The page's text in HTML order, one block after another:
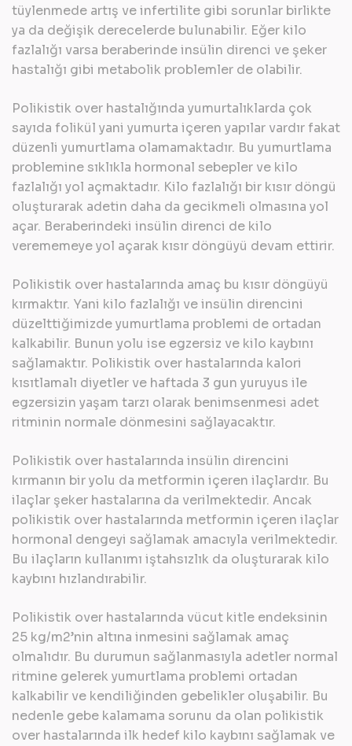
tüylenmede artış ve infertilite gibi sorunlar birlikte
ya da değişik derecelerde bulunabilir. Eğer kilo
fazlalığı varsa beraberinde insülin direnci ve şeker
hastalığı gibi metabolik problemler de olabilir.
Polikistik over hastalığında yumurtalıklarda çok
sayıda folikül yani yumurta içeren yapılar vardır fakat
düzenli yumurtlama olamamaktadır. Bu yumurtlama
problemine sıklıkla hormonal sebepler ve kilo
fazlalığı yol açmaktadır. Kilo fazlalığı bir kısır döngü
oluşturarak adetin daha da gecikmeli olmasına yol
açar. Beraberindeki insülin direnci de kilo
verememeye yol açarak kısır döngüyü devam ettirir.
Polikistik over hastalarında amaç bu kısır döngüyü
kırmaktır. Yani kilo fazlalığı ve insülin direncini
düzelttiğimizde yumurtlama problemi de ortadan
kalkabilir. Bunun yolu ise egzersiz ve kilo kaybını
sağlamaktır. Polikistik over hastalarında kalori
kısıtlamalı diyetler ve haftada 3 gun yuruyus ile
egzersizin yaşam tarzı olarak benimsenmesi adet
ritminin normale dönmesini sağlayacaktır.
Polikistik over hastalarında insülin direncini
kırmanın bir yolu da metformin içeren ilaçlardır. Bu
ilaçlar şeker hastalarına da verilmektedir. Ancak
polikistik over hastalarında metformin içeren ilaçlar
hormonal dengeyi sağlamak amacıyla verilmektedir.
Bu ilaçların kullanımı iştahsızlık da oluşturarak kilo
kaybını hızlandırabilir.
Polikistik over hastalarında vücut kitle endeksinin
25 kg/m2’nin altına inmesini sağlamak amaç
olmalıdır. Bu durumun sağlanmasıyla adetler normal
ritmine gelerek yumurtlama problemi ortadan
kalkabilir ve kendiliğinden gebelikler oluşabilir. Bu
nedenle gebe kalamama sorunu da olan polikistik
over hastalarında ilk hedef kilo kaybını sağlamak ve